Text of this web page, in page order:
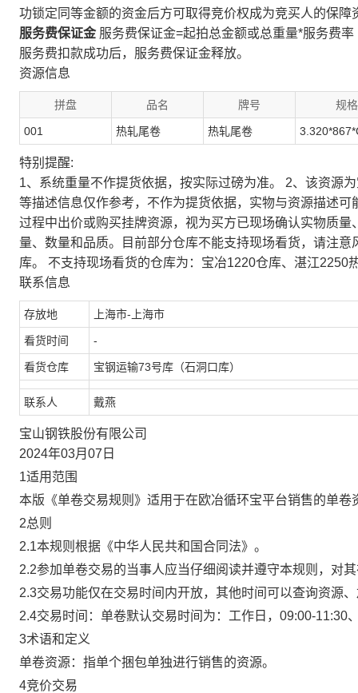
功锁定同等金额的资金后方可取得竞价权成为竞买人的保障
服务费保证金 服务费保证金=起拍总金额或总重量*服务费率
服务费扣款成功后，服务费保证金释放。
资源信息
拼盘 品名 牌号 规格
001 热轧尾卷 热轧尾卷
特别提醒:
1、系统重量不作提货依据，按实际过磅为准。 2、该资源
等描述信息仅作参考，不作为提货依据，实物与资源描述
过程中出价或购买挂牌资源，视为买方已现场确认实物质
量、数量和品质。目前部分仓库不能支持现场看货，请注
库。 不支持现场看货的仓库为：宝冶1220仓库、湛江2250
联系信息
存放地 上海市-上海市
看货时间 -
看货仓库 宝钢运输73号库（石洞口库）
联系人 戴燕
宝山钢铁股份有限公司
2024年03月07日
1适用范围
本版《单卷交易规则》适用于在欧冶循环宝平台销售的单卷
2总则
2.1本规则根据《中华人民共和国合同法》。
2.2参加单卷交易的当事人应当仔细阅读并遵守本规则，对
2.3交易功能仅在交易时间内开放，其他时间可以查询资源
2.4交易时间：单卷默认交易时间为：工作日，09:00-11:30
3术语和定义
单卷资源：指单个捆包单独进行销售的资源。
4竞价交易